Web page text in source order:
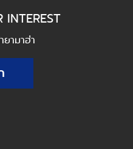
INTEREST
ามาฮ่า